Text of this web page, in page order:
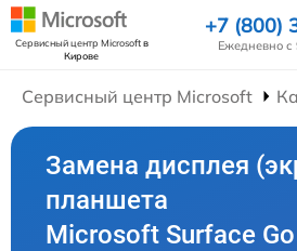
Сервисный центр Microsoftв
Кирове
+7 (800)
Ежедневно
Сервисный центр Microsoft
Замена дисплея
планшета
Microsoft Surface